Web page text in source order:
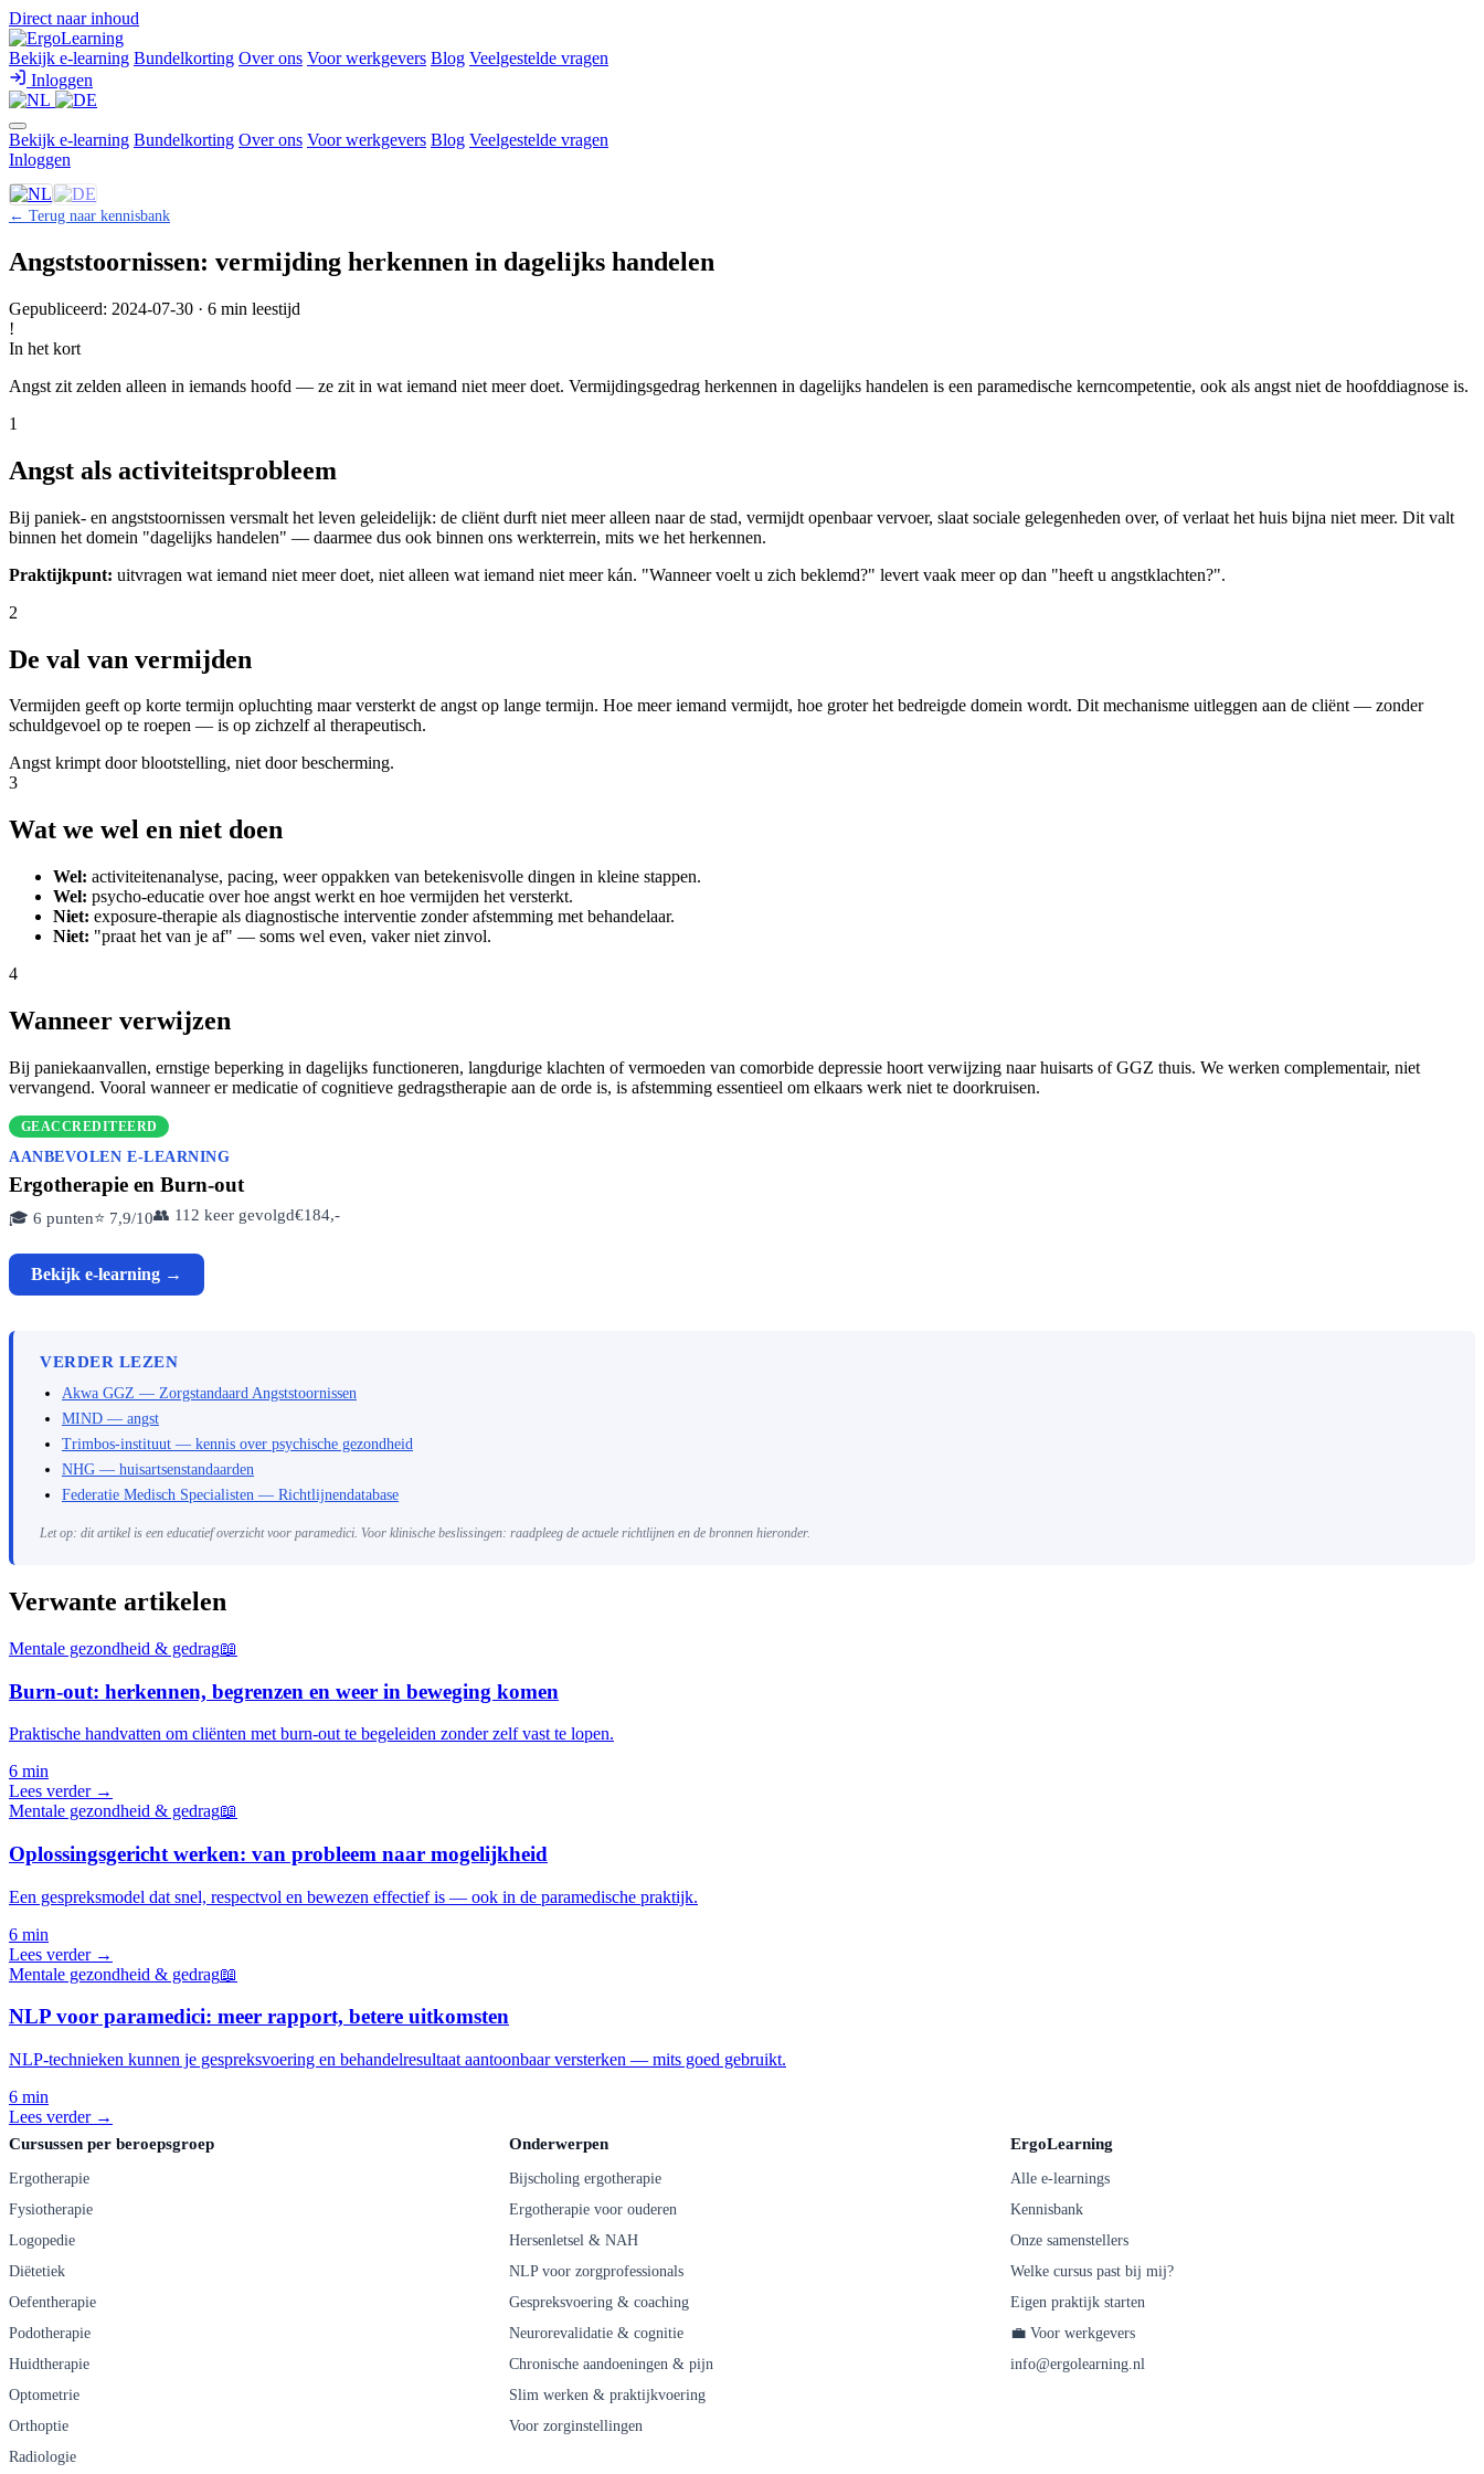
Direct naar inhoud
Bekijk e-learning Bundelkorting Over ons Voor werkgevers Blog Veelgestelde vragen
Inloggen
Bekijk e-learning Bundelkorting Over ons Voor werkgevers Blog Veelgestelde vragen
Inloggen
← Terug naar kennisbank
Angststoornissen: vermijding herkennen in dagelijks handelen
Gepubliceerd: 2024-07-30 · 6 min leestijd
!
In het kort
Angst zit zelden alleen in iemands hoofd — ze zit in wat iemand niet meer doet. Vermijdingsgedrag herkennen in dagelijks handelen is een paramedische kerncompetentie, ook als angst niet de hoofddiagnose is.
1
Angst als activiteitsprobleem
Bij paniek- en angststoornissen versmalt het leven geleidelijk: de cliënt durft niet meer alleen naar de stad, vermijdt openbaar vervoer, slaat sociale gelegenheden over, of verlaat het huis bijna niet meer. Dit valt
binnen het domein "dagelijks handelen" — daarmee dus ook binnen ons werkterrein, mits we het herkennen.
Praktijkpunt: uitvragen wat iemand niet meer doet, niet alleen wat iemand niet meer kán. "Wanneer voelt u zich beklemd?" levert vaak meer op dan "heeft u angstklachten?".
2
De val van vermijden
Vermijden geeft op korte termijn opluchting maar versterkt de angst op lange termijn. Hoe meer iemand vermijdt, hoe groter het bedreigde domein wordt. Dit mechanisme uitleggen aan de cliënt — zonder
schuldgevoel op te roepen — is op zichzelf al therapeutisch.
Angst krimpt door blootstelling, niet door bescherming.
3
Wat we wel en niet doen
Wel: activiteitenanalyse, pacing, weer oppakken van betekenisvolle dingen in kleine stappen.
Wel: psycho-educatie over hoe angst werkt en hoe vermijden het versterkt.
Niet: exposure-therapie als diagnostische interventie zonder afstemming met behandelaar.
Niet: "praat het van je af" — soms wel even, vaker niet zinvol.
4
Wanneer verwijzen
Bij paniekaanvallen, ernstige beperking in dagelijks functioneren, langdurige klachten of vermoeden van comorbide depressie hoort verwijzing naar huisarts of GGZ thuis. We werken complementair, niet
vervangend. Vooral wanneer er medicatie of cognitieve gedragstherapie aan de orde is, is afstemming essentieel om elkaars werk niet te doorkruisen.
GEACCREDITEERD
AANBEVOLEN E-LEARNING
Ergotherapie en Burn-out
🎓 6 punten⭐ 7,9/10👥 112 keer gevolgd€184,-
Bekijk e-learning →
VERDER LEZEN
Akwa GGZ — Zorgstandaard Angststoornissen
MIND — angst
Trimbos-instituut — kennis over psychische gezondheid
NHG — huisartsenstandaarden
Federatie Medisch Specialisten — Richtlijnendatabase
Let op: dit artikel is een educatief overzicht voor paramedici. Voor klinische beslissingen: raadpleeg de actuele richtlijnen en de bronnen hieronder.
Verwante artikelen
Mentale gezondheid & gedrag📖
Burn-out: herkennen, begrenzen en weer in beweging komen
Praktische handvatten om cliënten met burn-out te begeleiden zonder zelf vast te lopen.
6 min
Lees verder →
Mentale gezondheid & gedrag📖
Oplossingsgericht werken: van probleem naar mogelijkheid
Een gespreksmodel dat snel, respectvol en bewezen effectief is — ook in de paramedische praktijk.
6 min
Lees verder →
Mentale gezondheid & gedrag📖
NLP voor paramedici: meer rapport, betere uitkomsten
NLP-technieken kunnen je gespreksvoering en behandelresultaat aantoonbaar versterken — mits goed gebruikt.
6 min
Lees verder →
Cursussen per beroepsgroep
Ergotherapie
Fysiotherapie
Logopedie
Diëtetiek
Oefentherapie
Podotherapie
Huidtherapie
Optometrie
Orthoptie
Radiologie
Onderwerpen
Bijscholing ergotherapie
Ergotherapie voor ouderen
Hersenletsel & NAH
NLP voor zorgprofessionals
Gespreksvoering & coaching
Neurorevalidatie & cognitie
Chronische aandoeningen & pijn
Slim werken & praktijkvoering
Voor zorginstellingen
ErgoLearning
Alle e-learnings
Kennisbank
Onze samenstellers
Welke cursus past bij mij?
Eigen praktijk starten
💼 Voor werkgevers
info@ergolearning.nl